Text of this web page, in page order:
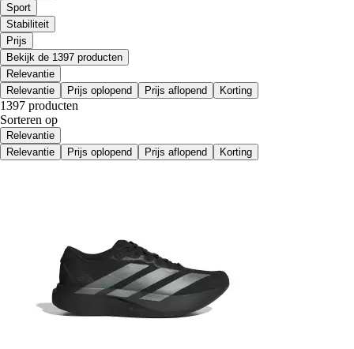
Sport
Stabiliteit
Prijs
Bekijk de 1397 producten
Relevantie
Relevantie
Prijs oplopend Prijs aflopend Korting
1397 producten
Sorteren op
Relevantie
Relevantie
Prijs oplopend Prijs aflopend Korting